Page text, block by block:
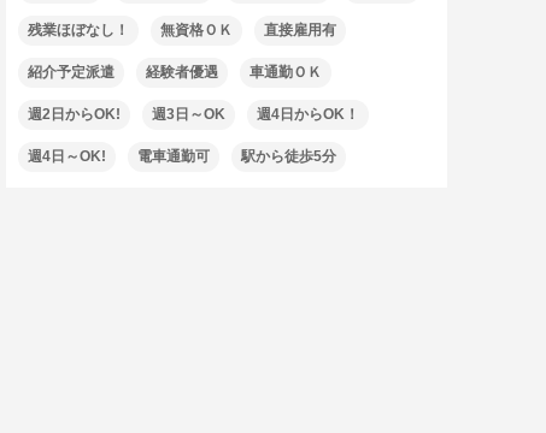
残業ほぼなし！ 無資格ＯＫ 直接雇用有
紹介予定派遣 経験者優遇 車通勤ＯＫ
週2日からOK! 週3日～OK 週4日からOK！
週4日～OK! 電車通勤可 駅から徒歩5分